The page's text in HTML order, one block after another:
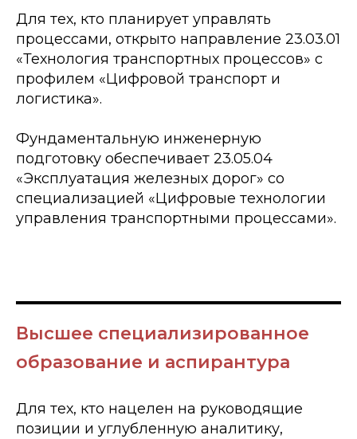
Для тех, кто планирует управлять
процессами, открыто направление 23.03.01
«Технология транспортных процессов» с
профилем «Цифровой транспорт и
логистика».
Фундаментальную инженерную
подготовку обеспечивает 23.05.04
«Эксплуатация железных дорог» со
специализацией «Цифровые технологии
управления транспортными процессами».
Высшее специализированное
образование и аспирантура
Для тех, кто нацелен на руководящие
позиции и углубленную аналитику,